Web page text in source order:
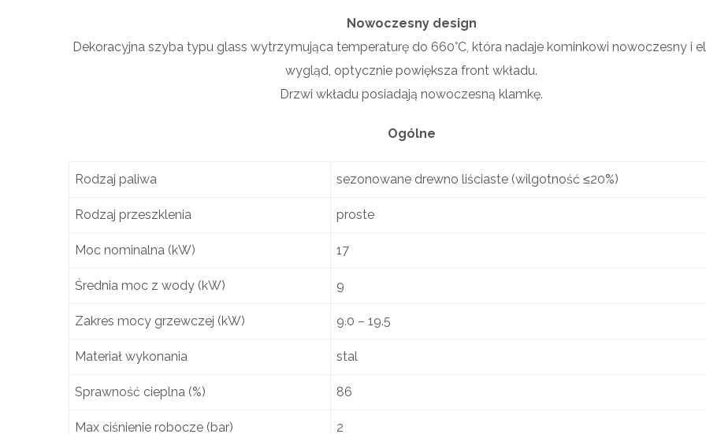
Nowoczesny design
Dekoracyjna szyba typu glass wytrzymująca temperaturę do 660°C, która nadaje kominkowi nowoczesny i
wygląd, optycznie powiększa front wkładu.
Drzwi wkładu posiadają nowoczesną klamkę.
Ogólne
Rodzaj paliwa sezonowane drewno liściaste (wilgotność ≤20%)
Rodzaj przeszklenia proste
Moc nominalna (kW) 17
Średnia moc z wody (kW) 9
Zakres mocy grzewczej (kW) 9.0 – 19.5
Materiał wykonania stal
Sprawność cieplna (%) 86
Max ciśnienie robocze (bar) 2